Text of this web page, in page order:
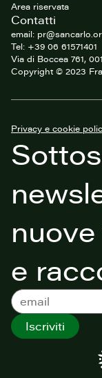
Area riservata
Contatti
email:
Tel: +39 06 61571401
Via di Boccea 761,
Copyright © 2023
Privacy e cookie
e
Iscriviti